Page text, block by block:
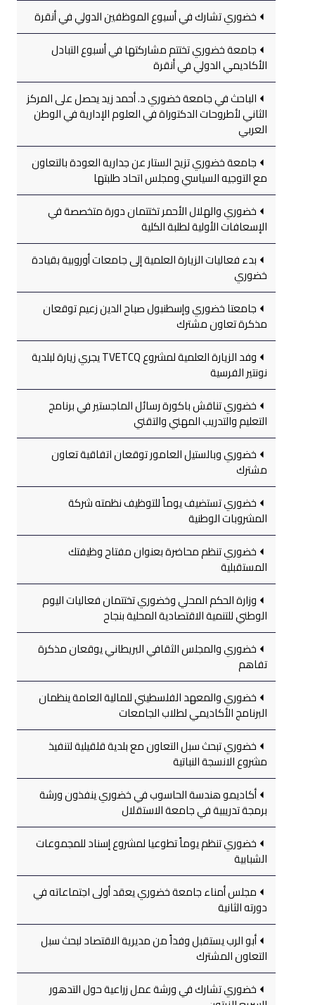
خضوري تشارك في أسبوع الموظفين الدولي في أنقرة
جامعة خضوري تختتم مشاركتها في أسبوع التبادل
الأكاديمي الدولي في أنقرة
الباحث في جامعة خضوري د. أحمد زيد يحصل على المركز
الثاني لأطروحات الدكتوراة في العلوم الإدارية في الوطن
العربي
جامعة خضوري تزيح الستار عن جدارية العودة بالتعاون
مع التوجيه السياسي ومجلس اتحاد طلبتها
خضوري والهلال الأحمر تختتمان دورة متخصصة في
الإسعافات الأولية لطلبة الكلية
بدء فعاليات الزيارة العلمية إلى جامعات أوروبية بقيادة
خضوري
جامعتا خضوري وإسطنبول صباح الدين زعيم توقعان
مذكرة تعاون مشترك
وفد الزيارة العلمية لمشروع TVETCQ يجري زيارة لبلدية
نونتير الفرسية
خضوري تناقش باكورة رسائل الماجستير في برنامج
التعليم والتدريب المهني والتقني
خضوري وبالستيل العامور توقعان اتفاقية تعاون
مشترك
خضوري تستضيف يوماً للتوظيف نظمته شركة
المشروبات الوطنية
خضوري تنظم محاضرة بعنوان مفتاح وظيفتك
المستقبلية
وزارة الحكم المحلي وخضوري تختتمان فعاليات اليوم
الوطني للتنمية الاقتصادية المحلية بنجاح
خضوري والمجلس الثقافي البريطاني يوقعان مذكرة
تفاهم
خضوري والمعهد الفلسطيني للمالية العامة ينظمان
البرنامج الأكاديمي لطلاب الجامعات
خضوري تبحث سبل التعاون مع بلدية قلقيلية لتنفيذ
مشروع الانسجة النباتية
أكاديمو هندسة الحاسوب في خضوري ينفذون ورشة
برمجة تدريبية في جامعة الاستقلال
خضوري تنظم يوماً تطوعيا لمشروع إسناد للمجموعات
الشبابية
مجلس أمناء جامعة خضوري يعقد أولى اجتماعاته في
دورته الثانية
أبو الرب يستقبل وفداً من مديرية الاقتصاد لبحث سبل
التعاون المشترك
خضوري تشارك في ورشة عمل زراعية حول التدهور